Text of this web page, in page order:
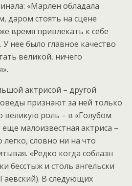
«Марлен обладала
даром стоять на сцене
время привлекать к себе
нее было главное качество
великой, ничего
актрисой – другой
признают за ней только
великую роль – в «Голубом
еще малоизвестная актриса –
легко, словно ни на что
«Редко когда соблазн
бесстыж и столь ангельски
В следующих